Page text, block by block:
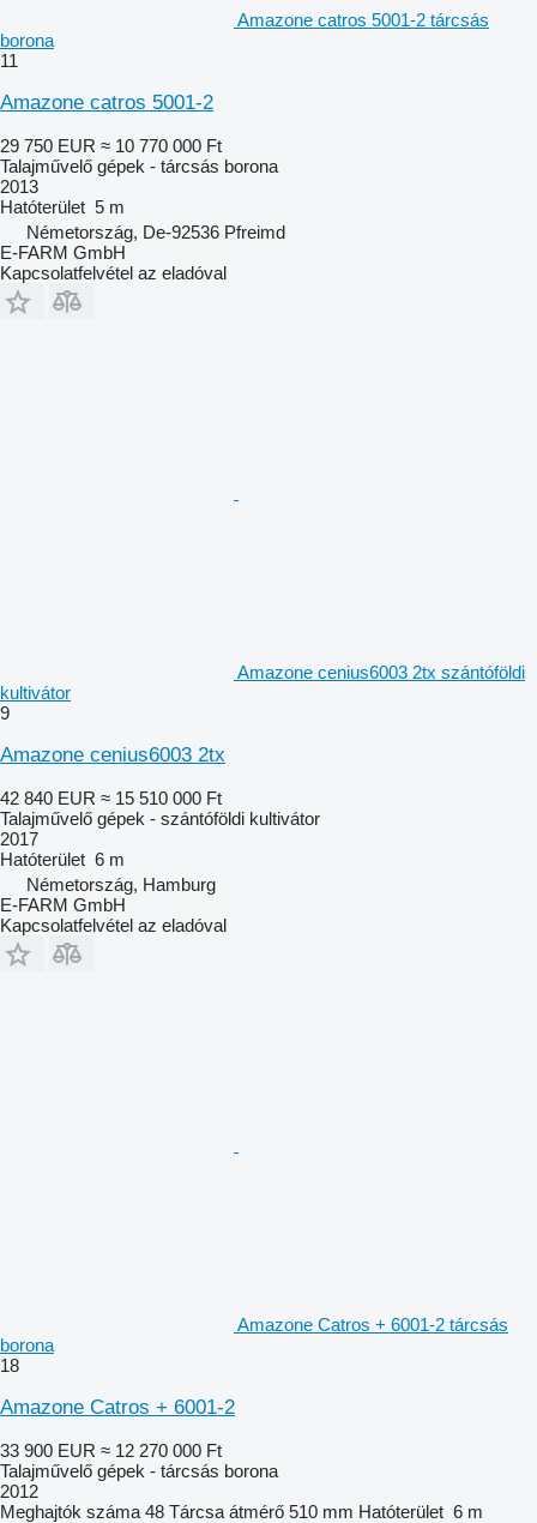
Amazone catros 5001-2 tárcsás
borona
11
Amazone catros 5001-2
29 750 EUR ≈ 10 770 000 Ft
Talajművelő gépek - tárcsás borona
2013
Hatóterület 5 m
Németország, De-92536 Pfreimd
E-FARM GmbH
Kapcsolatfelvétel az eladóval
Amazone cenius6003 2tx szántóföldi
kultivátor
9
Amazone cenius6003 2tx
42 840 EUR ≈ 15 510 000 Ft
Talajművelő gépek - szántóföldi kultivátor
2017
Hatóterület 6 m
Németország, Hamburg
E-FARM GmbH
Kapcsolatfelvétel az eladóval
Amazone Catros + 6001-2 tárcsás
borona
18
Amazone Catros + 6001-2
33 900 EUR ≈ 12 270 000 Ft
Talajművelő gépek - tárcsás borona
2012
Meghajtók száma 48 Tárcsa átmérő 510 mm Hatóterület 6 m